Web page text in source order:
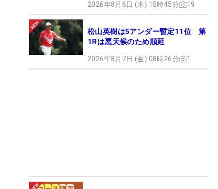
2026年8月6日 (木) 15時45分 19
松山英樹は5アンダー暫定11位 第
1Rは悪天候のため順延
2026年8月7日 (金) 08時26分 1